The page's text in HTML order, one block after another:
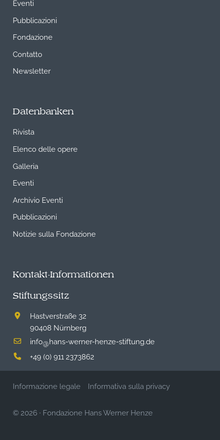
Eventi
Pubblicazioni
Fondazione
Contatto
Newsletter
Datenbanken
Rivista
Elenco delle opere
Galleria
Eventi
Archivio Eventi
Pubblicazioni
Notizie sulla Fondazione
Kontakt-Informationen
Stiftungssitz
Hastverstraße 32
90408 Nürnberg
info@hans-werner-henze-stiftung.de
+49 (0) 911 2373862
Informazione legale Informativa sulla privacy
© 2026 · Fondazione Hans Werner Henze